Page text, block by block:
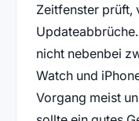
Zeitfenster prüft,
nicht nebenbei
Watch und
Vorgang meist